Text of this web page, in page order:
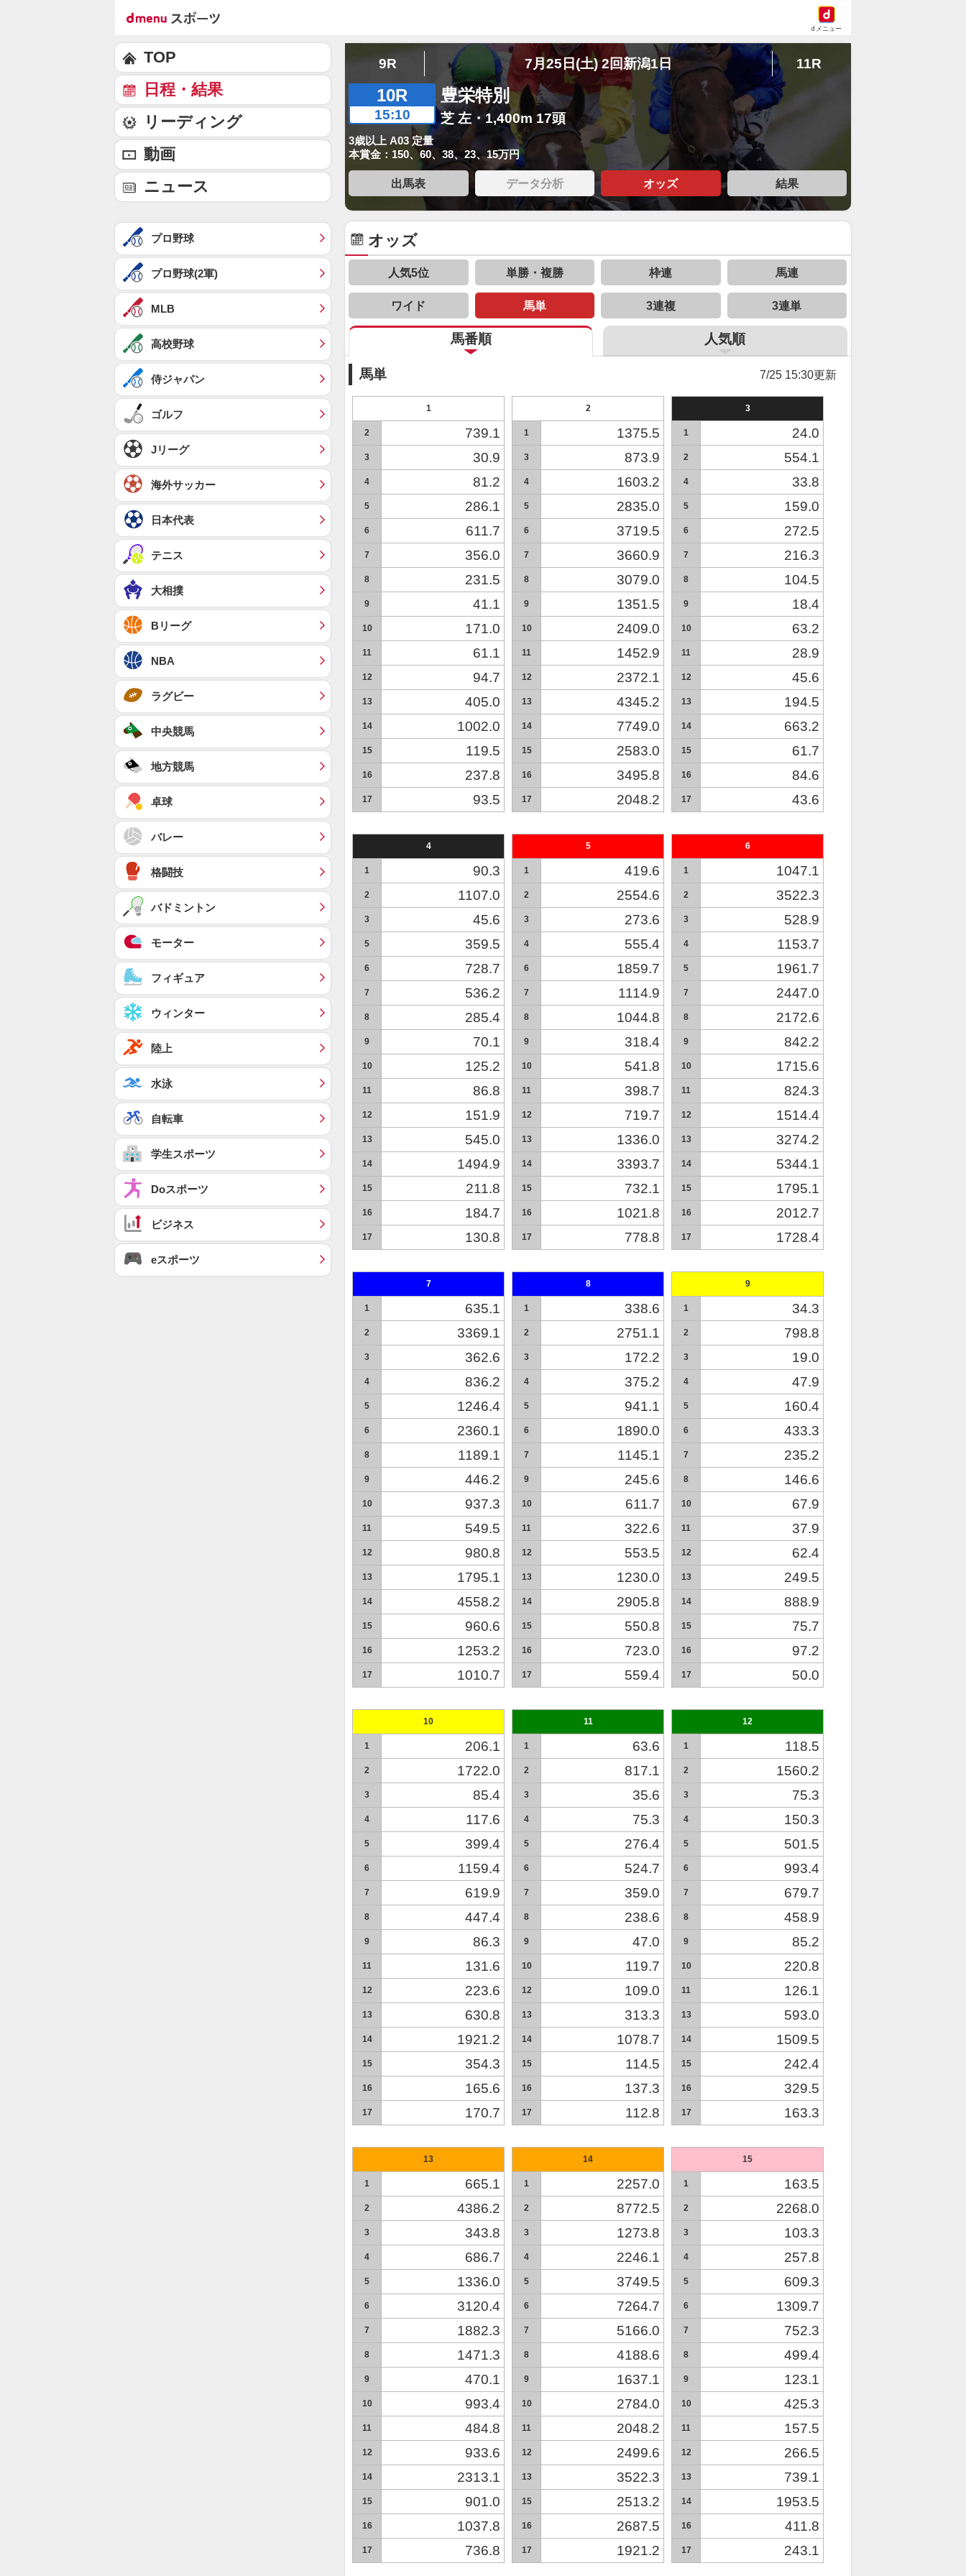
dメニュー
9R 7月25日(土) 2回新潟1日 11R
10R
15:10
豊栄特別
芝 左・1,400m 17頭
3歳以上 A03 定量
本賞金：150、60、38、23、15万円
出馬表 データ分析 オッズ 結果
オッズ
人気5位 単勝・複勝 枠連 馬連
ワイド 馬単 3連複 3連単
馬番順 人気順
馬単 7/25 15:30更新
1
2 739.1
3 30.9
4 81.2
5 286.1
6 611.7
7 356.0
8 231.5
9 41.1
10 171.0
11 61.1
12 94.7
13 405.0
14 1002.0
15 119.5
16 237.8
17 93.5
2
1 1375.5
3 873.9
4 1603.2
5 2835.0
6 3719.5
7 3660.9
8 3079.0
9 1351.5
10 2409.0
11 1452.9
12 2372.1
13 4345.2
14 7749.0
15 2583.0
16 3495.8
17 2048.2
3
1 24.0
2 554.1
4 33.8
5 159.0
6 272.5
7 216.3
8 104.5
9 18.4
10 63.2
11 28.9
12 45.6
13 194.5
14 663.2
15 61.7
16 84.6
17 43.6
4
1 90.3
2 1107.0
3 45.6
5 359.5
6 728.7
7 536.2
8 285.4
9 70.1
10 125.2
11 86.8
12 151.9
13 545.0
14 1494.9
15 211.8
16 184.7
17 130.8
5
1 419.6
2 2554.6
3 273.6
4 555.4
6 1859.7
7 1114.9
8 1044.8
9 318.4
10 541.8
11 398.7
12 719.7
13 1336.0
14 3393.7
15 732.1
16 1021.8
17 778.8
6
1 1047.1
2 3522.3
3 528.9
4 1153.7
5 1961.7
7 2447.0
8 2172.6
9 842.2
10 1715.6
11 824.3
12 1514.4
13 3274.2
14 5344.1
15 1795.1
16 2012.7
17 1728.4
7
1 635.1
2 3369.1
3 362.6
4 836.2
5 1246.4
6 2360.1
8 1189.1
9 446.2
10 937.3
11 549.5
12 980.8
13 1795.1
14 4558.2
15 960.6
16 1253.2
17 1010.7
8
1 338.6
2 2751.1
3 172.2
4 375.2
5 941.1
6 1890.0
7 1145.1
9 245.6
10 611.7
11 322.6
12 553.5
13 1230.0
14 2905.8
15 550.8
16 723.0
17 559.4
9
1 34.3
2 798.8
3 19.0
4 47.9
5 160.4
6 433.3
7 235.2
8 146.6
10 67.9
11 37.9
12 62.4
13 249.5
14 888.9
15 75.7
16 97.2
17 50.0
10
1 206.1
2 1722.0
3 85.4
4 117.6
5 399.4
6 1159.4
7 619.9
8 447.4
9 86.3
11 131.6
12 223.6
13 630.8
14 1921.2
15 354.3
16 165.6
17 170.7
11
1 63.6
2 817.1
3 35.6
4 75.3
5 276.4
6 524.7
7 359.0
8 238.6
9 47.0
10 119.7
12 109.0
13 313.3
14 1078.7
15 114.5
16 137.3
17 112.8
12
1 118.5
2 1560.2
3 75.3
4 150.3
5 501.5
6 993.4
7 679.7
8 458.9
9 85.2
10 220.8
11 126.1
13 593.0
14 1509.5
15 242.4
16 329.5
17 163.3
13
1 665.1
2 4386.2
3 343.8
4 686.7
5 1336.0
6 3120.4
7 1882.3
8 1471.3
9 470.1
10 993.4
11 484.8
12 933.6
14 2313.1
15 901.0
16 1037.8
17 736.8
14
1 2257.0
2 8772.5
3 1273.8
4 2246.1
5 3749.5
6 7264.7
7 5166.0
8 4188.6
9 1637.1
10 2784.0
11 2048.2
12 2499.6
13 3522.3
15 2513.2
16 2687.5
17 1921.2
15
1 163.5
2 2268.0
3 103.3
4 257.8
5 609.3
6 1309.7
7 752.3
8 499.4
9 123.1
10 425.3
11 157.5
12 266.5
13 739.1
14 1953.5
16 411.8
17 243.1
TOP
日程・結果
リーディング
動画
ニュース
プロ野球
プロ野球(2軍)
MLB
高校野球
侍ジャパン
ゴルフ
Jリーグ
海外サッカー
日本代表
テニス
大相撲
Bリーグ
NBA
ラグビー
中央競馬
地方競馬
卓球
バレー
格闘技
バドミントン
モーター
フィギュア
ウィンター
陸上
水泳
自転車
学生スポーツ
Doスポーツ
ビジネス
eスポーツ